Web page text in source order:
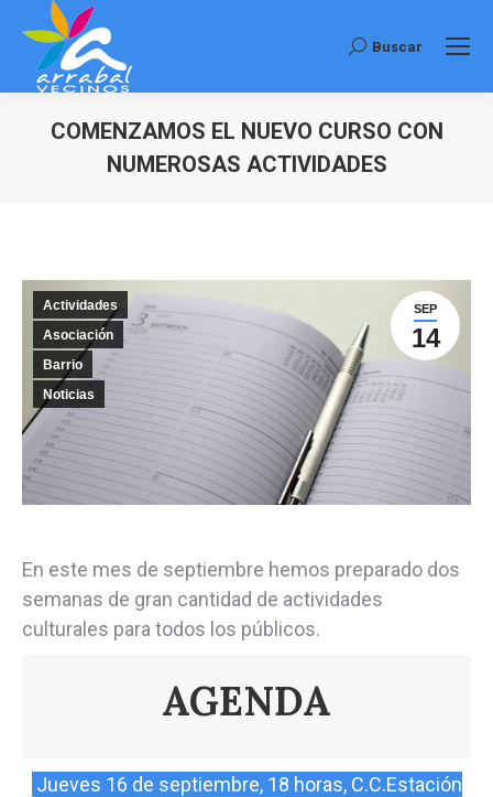
Buscar:
Buscar
COMENZAMOS EL NUEVO CURSO CON
NUMEROSAS ACTIVIDADES
SEP
14
Actividades
Asociación
Barrio
Noticias
En este mes de septiembre hemos preparado dos
semanas de gran cantidad de actividades
culturales para todos los públicos.
AGENDA
Jueves 16 de septiembre, 18 horas, C.C.Estación